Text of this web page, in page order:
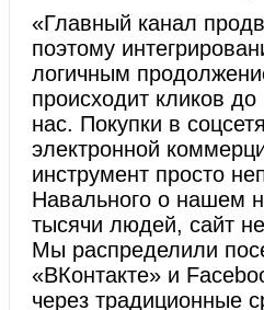
«Главный канал
поэтому
логичным
происходит кликов
нас. Покупки в
электронной
инструмент просто
Навального о нашем
тысячи людей, сайт
Мы распределили
«ВКонтакте» и
через традиционные